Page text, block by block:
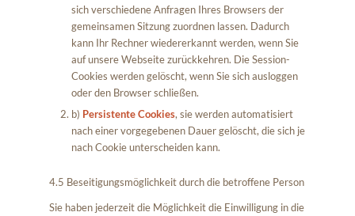
sich verschiedene Anfragen Ihres Browsers der
gemeinsamen Sitzung zuordnen lassen. Dadurch
kann Ihr Rechner wiedererkannt werden, wenn Sie
auf unsere Webseite zurückkehren. Die Session-
Cookies werden gelöscht, wenn Sie sich ausloggen
oder den Browser schließen.
b) Persistente Cookies, sie werden automatisiert
nach einer vorgegebenen Dauer gelöscht, die sich je
nach Cookie unterscheiden kann.
4.5 Beseitigungsmöglichkeit durch die betroffene Person
Sie haben jederzeit die Möglichkeit die Einwilligung in die